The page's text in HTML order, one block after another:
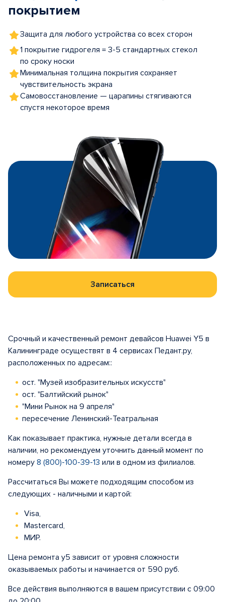
покрытием
Защита для любого устройства со всех сторон
1 покрытие гидрогеля = 3-5 стандартных стекол
по сроку носки
Минимальная толщина покрытия сохраняет
чувствительность экрана
Самовосстановление — царапины стягиваются
спустя некоторое время
Записаться
Срочный и качественный ремонт девайсов Huawei Y5 в
Калининграде осуществят в 4 сервисах Педант.ру,
расположенных по адресам::
ост. "Музей изобразительных искусств"
ост. "Балтийский рынок"
"Мини Рынок на 9 апреля"
пересечение Ленинский-Театральная
Как показывает практика, нужные детали всегда в
наличии, но рекомендуем уточнить данный момент по
номеру 8 (800)-100-39-13 или в одном из филиалов.
Рассчитаться Вы можете подходящим способом из
следующих - наличными и картой:
Visa,
Mastercard,
МИР.
Цена ремонта у5 зависит от уровня сложности
оказываемых работы и начинается от 590 руб.
Все действия выполняются в вашем присутствии с 09:00